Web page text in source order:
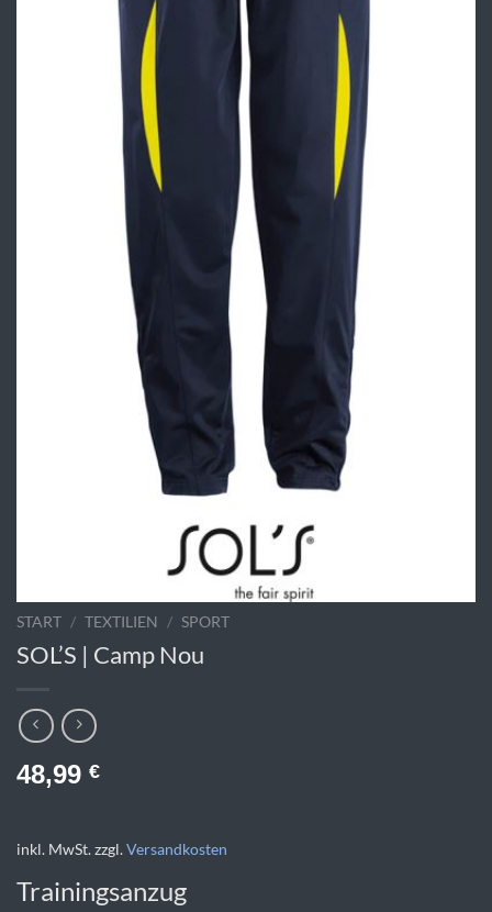
START / TEXTILIEN / SPORT
SOL’S | Camp Nou
48,99 €
inkl. MwSt.zzgl.Versandkosten
Trainingsanzug